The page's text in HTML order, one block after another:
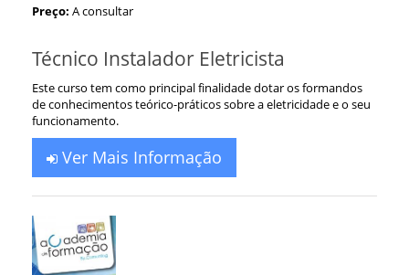
Preço: A consultar
Técnico Instalador Eletricista
Este curso tem como principal finalidade dotar os formandos
de conhecimentos teórico-práticos sobre a eletricidade e o seu
funcionamento.
Ver Mais Informação